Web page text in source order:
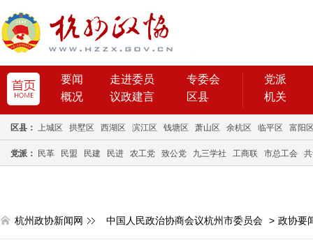
要闻 走进委员
专委会
概况
议政建言 区县
党派
机关
区县： 上城区 拱墅区 西湖区 滨江区 钱塘区 萧山区 余杭区 临平区 富阳
党派： 民革 民盟 民建 民进 农工党 致公党 九三学社 工商联 市总工会
杭州政协新闻网 中国人民政治协商会议杭州市委员会 > 政协要